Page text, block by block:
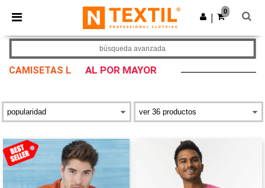
× App de Ntextil
¡Mejores precios en app!
Descargar app
0
CAMISETAS L AL POR MAYOR
búsqueda avanzada